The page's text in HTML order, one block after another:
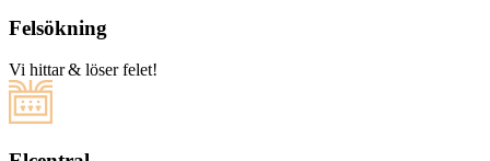
Felsökning
Vi hittar & löser felet!